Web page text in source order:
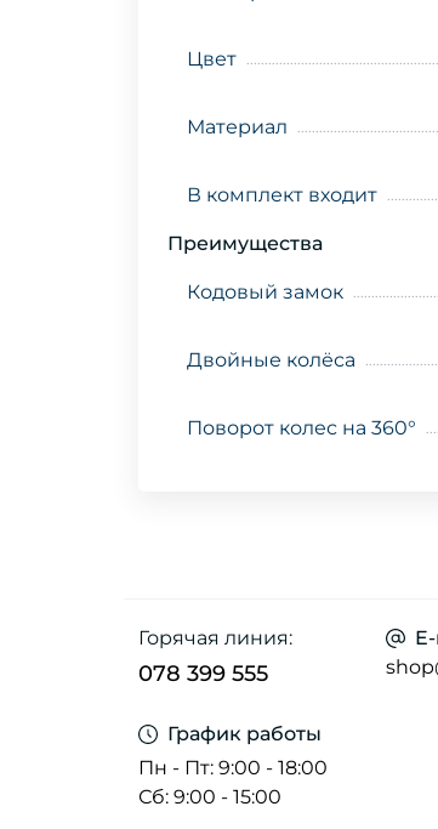
Цвет
Материал
В комплект входит
Преимущества
Кодовый замок
Двойные колёса
Поворот колес на 360°
Горячая линия:
078 399 555
График работы
Пн - Пт: 9:00 - 18:00
Сб: 9:00 - 15:00